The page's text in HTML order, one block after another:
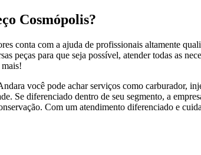
Cosmópolis?
conta com a ajuda de profissionais altamente
peças para que seja possível, atender todas as
você pode achar serviços como carburador,
Se diferenciado dentro de seu segmento, a
Com um atendimento diferenciado e